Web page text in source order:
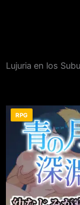
Lujuria en los
RPG